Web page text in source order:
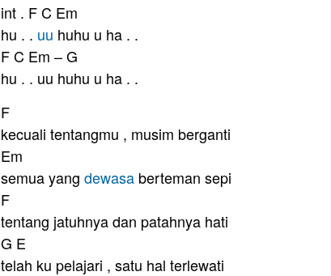
int . F C Em
hu . . uu huhu u ha . .
F C Em – G
hu . . uu huhu u ha . .
F
kecuali tentangmu , musim berganti
Em
semua yang dewasa berteman sepi
F
tentang jatuhnya dan patahnya hati
G E
telah ku pelajari , satu hal terlewati